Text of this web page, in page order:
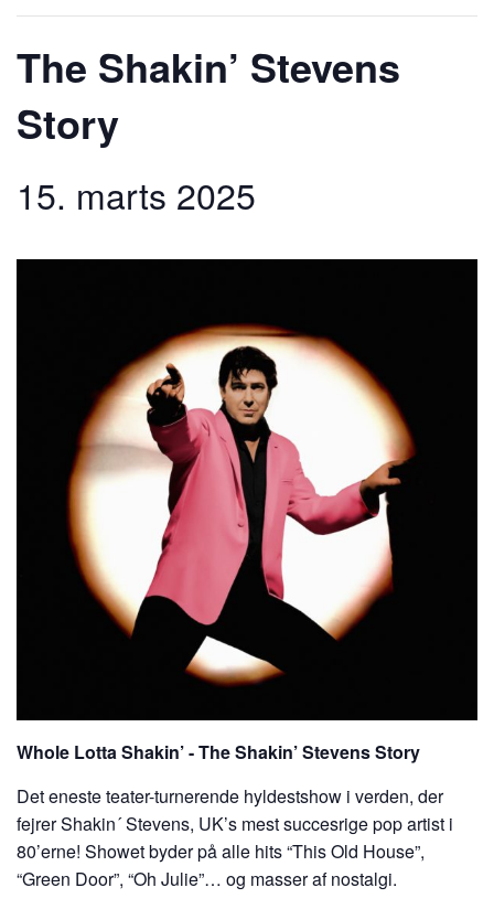
The Shakin’ Stevens
Story
15. marts 2025
Whole Lotta Shakin’ ­- The Shakin’ Stevens Story
Det eneste teater-turnerende hyldestshow i verden, der
fejrer Shakin´ Stevens, UK’s mest succesrige pop artist i
80’erne! Showet byder på alle hits “This Old House”,
“Green Door”, “Oh Julie”… og masser af nostalgi.